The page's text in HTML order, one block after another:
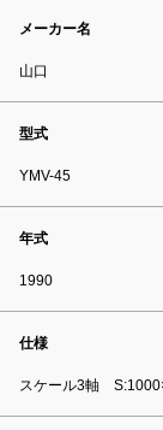
メーカー名
山口
型式
YMV-45
年式
1990
仕様
スケール3軸